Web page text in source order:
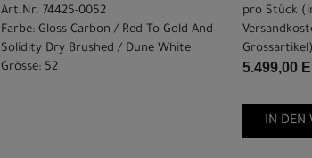
Art.Nr. 74425-0052
Farbe: Gloss Carbon / Red To Gold And
Solidity Dry Brushed / Dune White
Grösse: 52
pro Stück
Grossartikel )
5.499,00
IN DEN